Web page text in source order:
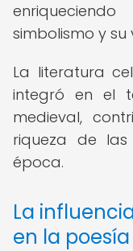
simbolismo y su
La literatura
integró en el
medieval,
riqueza de las
época.
La
en la